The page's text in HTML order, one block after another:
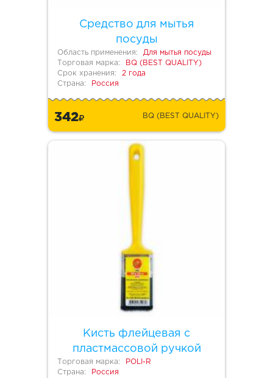
Средство для мытья
посуды
Область применения:
Для мытья посуды
Торговая марка:
BQ (BEST QUALITY)
Срок хранения:
2 года
Страна:
Россия
342 BQ (BEST QUALITY)
Кисть флейцевая с
пластмассовой ручкой
Торговая марка:
POLI-R
Страна:
Россия